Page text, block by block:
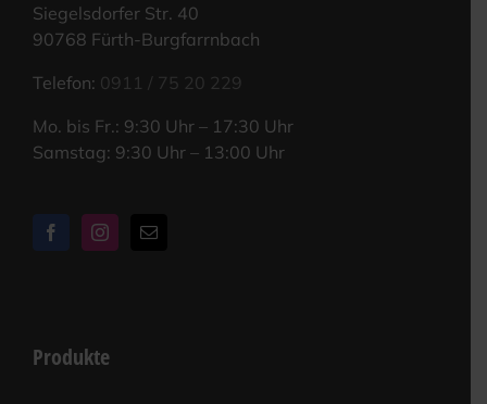
Sie­gels­dor­fer Str. 40
90768 Fürth-Burgfarrnbach
Tele­fon: 0911 / 75 20 229
Mo. bis Fr.: 9:30 Uhr – 17:30 Uhr
Sams­tag: 9:30 Uhr – 13:00 Uhr
Produkte